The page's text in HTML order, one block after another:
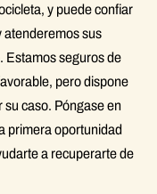
y puede confiar
atenderemos sus
Estamos seguros de
pero dispone
caso. Póngase en
primera oportunidad
a recuperarte de